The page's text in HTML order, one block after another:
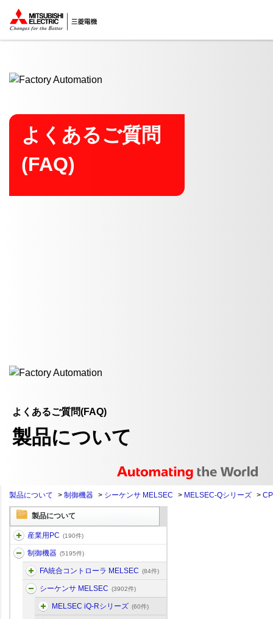
ここから本文
よくあるご質問
(FAQ)
よくあるご質問(FAQ)
製品について
製品について > 制御機器 > シーケンサ MELSEC > MELSEC-Qシリーズ >
製品について
産業用PC (190件)
制御機器 (5195件)
FA統合コントローラ MELSEC (84件)
シーケンサ MELSEC (3902件)
MELSEC iQ-Rシリーズ (60件)